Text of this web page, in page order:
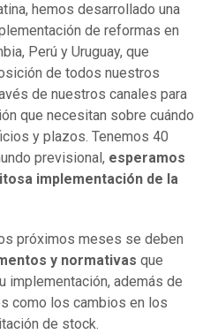
hemos desarrollado una
de reformas en
Perú y Uruguay, que
de todos nuestros
de nuestros canales para
que necesitan sobre cuándo
y plazos. Tenemos 40
previsional, esperamos
implementación de la
próximos meses se deben
y normativas que
implementación, además de
como los cambios en los
de stock.